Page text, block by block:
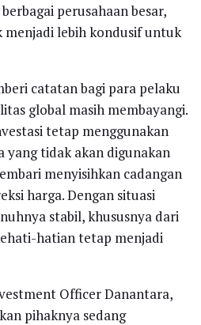
perusahaan besar,
menjadi lebih kondusif untuk
catatan bagi para pelaku
global masih membayangi.
tetap menggunakan
yang tidak akan digunakan
menyisihkan cadangan
harga. Dengan situasi
stabil, khususnya dari
hatian tetap menjadi
Officer Danantara,
pihaknya sedang